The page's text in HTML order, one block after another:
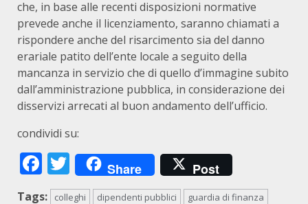
che, in base alle recenti disposizioni normative
prevede anche il licenziamento, saranno chiamati a
rispondere anche del risarcimento sia del danno
erariale patito dell’ente locale a seguito della
mancanza in servizio che di quello d’immagine subito
dall’amministrazione pubblica, in considerazione dei
disservizi arrecati al buon andamento dell’ufficio.
condividi su:
Facebook
Twitter
Share Post
Tags: colleghi dipendenti pubblici
guardia di finanza